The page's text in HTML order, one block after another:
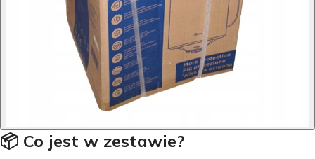
📦 Co jest w zestawie?